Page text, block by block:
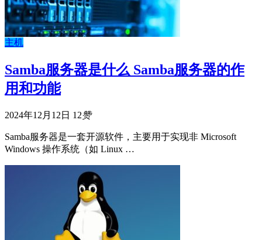
主机
Samba服务器是什么 Samba服务器的作
用和功能
2024年12月12日 12赞
Samba服务器是一套开源软件，主要用于实现非 Microsoft
Windows 操作系统（如 Linux …